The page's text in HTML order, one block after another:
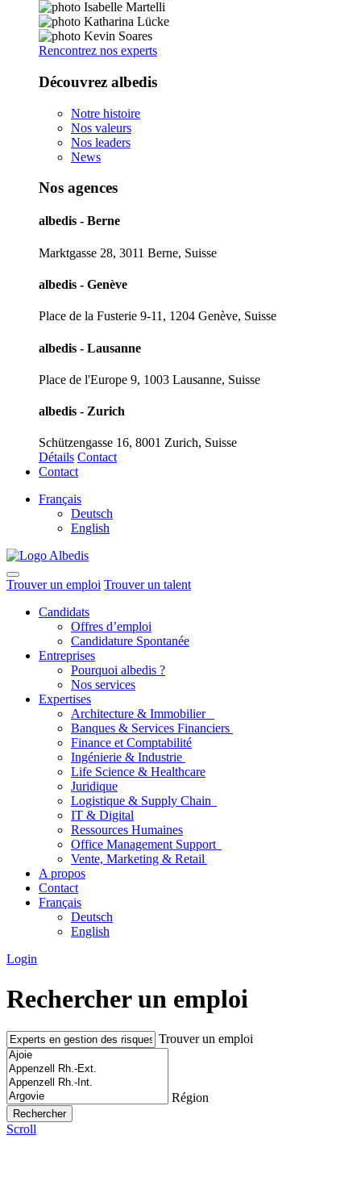
Rencontrez nos experts
Découvrez albedis
Notre histoire
Nos valeurs
Nos leaders
News
Nos agences
albedis - Berne
Marktgasse 28, 3011 Berne, Suisse
albedis - Genève
Place de la Fusterie 9-11, 1204 Genève, Suisse
albedis - Lausanne
Place de l'Europe 9, 1003 Lausanne, Suisse
albedis - Zurich
Schützengasse 16, 8001 Zurich, Suisse
Détails Contact
Contact
Français
Deutsch
English
Trouver un emploi Trouver un talent
Candidats
Offres d’emploi
Candidature Spontanée
Entreprises
Pourquoi albedis ?
Nos services
Expertises
Architecture & Immobilier
Banques & Services Financiers
Finance et Comptabilité
Ingénierie & Industrie
Life Science & Healthcare
Juridique
Logistique & Supply Chain
IT & Digital
Ressources Humaines
Office Management Support
Vente, Marketing & Retail
A propos
Contact
Français
Deutsch
English
Login
Rechercher un emploi
Trouver un emploi
Région
Scroll